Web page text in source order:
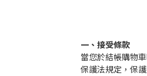
一、接受條款
當您於結帳購物
保護法規定，保